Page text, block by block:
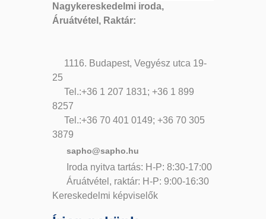
Nagykereskedelmi iroda,
Áruátvétel, Raktár:
1116. Budapest, Vegyész utca 19-
25
Tel.:+36 1 207 1831; +36 1 899
8257
Tel.:+36 70 401 0149; +36 70 305
3879
sapho@sapho.hu
Iroda nyitva tartás: H-P: 8:30-17:00
Áruátvétel, raktár: H-P: 9:00-16:30
Kereskedelmi képviselők